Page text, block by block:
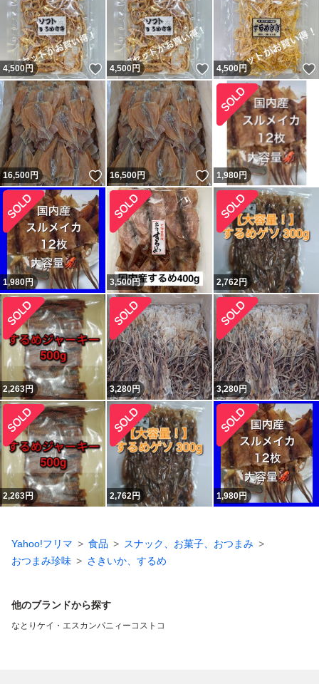
4,500円 いいね！
4,500円 いいね！
4,500円
16,500円 いいね！
16,500円 いいね！
1,980円
1,980円 3,500円 2,762円
2,263円 3,280円 3,280円
2,263円 2,762円 1,980円
Yahoo!フリマ 食品
スナック、お菓子、おつまみ
おつまみ珍味
さきいか、するめ
他のブランドから探す
なとり ケイ・エスカンパニィーコストコ